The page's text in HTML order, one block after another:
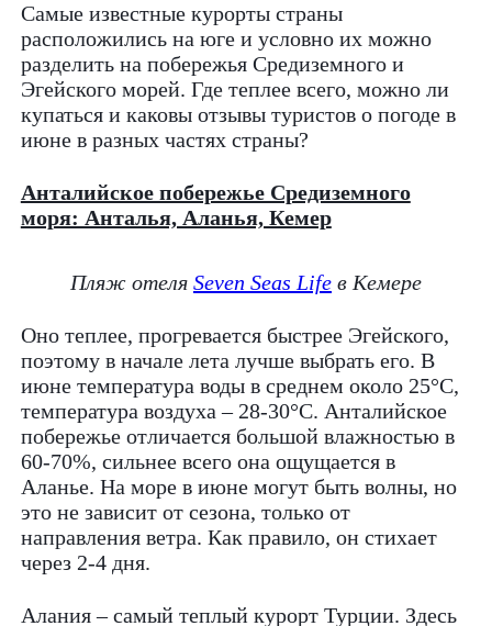
Самые известные курорты страны
расположились на юге и условно их можно
разделить на побережья Средиземного и
Эгейского морей. Где теплее всего, можно ли
купаться и каковы отзывы туристов о погоде в
июне в разных частях страны?
Анталийское побережье Средиземного
моря: Анталья, Аланья, Кемер
Пляж отеля Seven Seas Lifeв Кемере
Оно теплее, прогревается быстрее Эгейского,
поэтому в начале лета лучше выбрать его. В
июне температура воды в среднем около 25°C,
температура воздуха – 28-30°C. Анталийское
побережье отличается большой влажностью в
60-70%, сильнее всего она ощущается в
Аланье. На море в июне могут быть волны, но
это не зависит от сезона, только от
направления ветра. Как правило, он стихает
через 2-4 дня.
Алания – самый теплый курорт Турции. Здесь